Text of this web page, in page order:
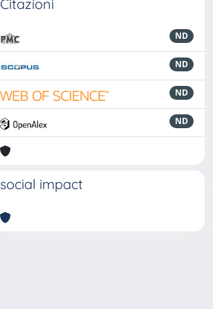
Citazioni
ND
ND
ND
ND
social impact